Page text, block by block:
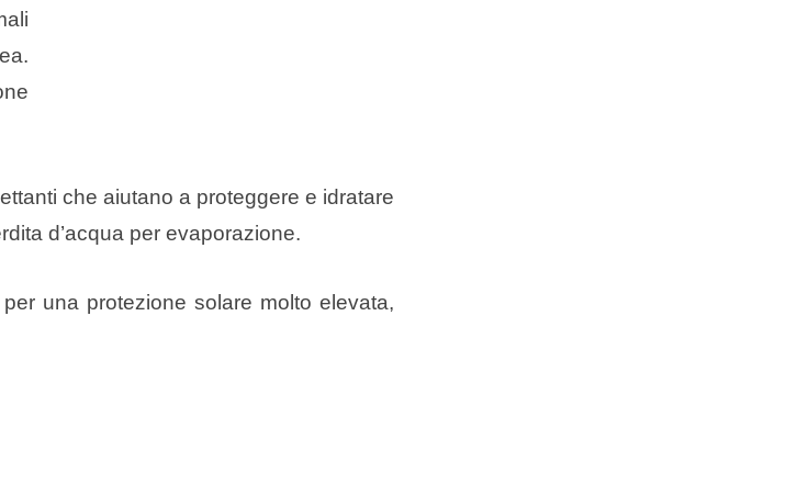
che aiutano a proteggere e idratare
d’acqua per evaporazione.
una protezione solare molto elevata,